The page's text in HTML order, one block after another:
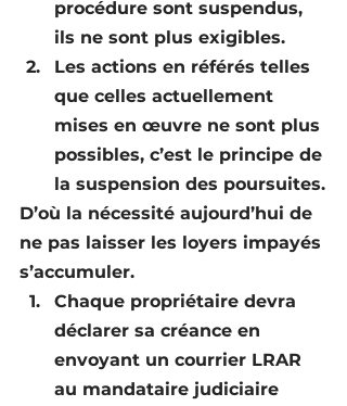
procédure sont suspendus,
ils ne sont plus exigibles.
Les actions en référés telles
que celles actuellement
mises en œuvre ne sont plus
possibles, c’est le principe de
la suspension des poursuites.
D’où la nécessité aujourd’hui de
ne pas laisser les loyers impayés
s’accumuler.
Chaque propriétaire devra
déclarer sa créance en
envoyant un courrier LRAR
au mandataire judiciaire